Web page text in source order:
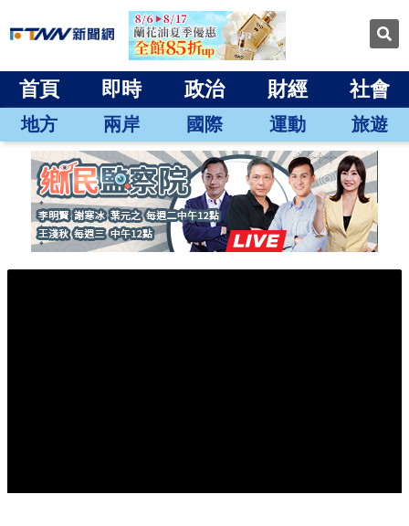
首頁 即時 政治 財經 社會
地方 兩岸 國際 運動 旅遊